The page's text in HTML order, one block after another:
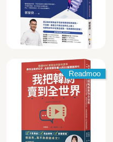
Readmoo